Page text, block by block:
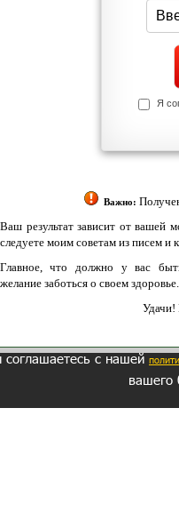
Я
Важно:Получение
зависит от вашей
моим советам из писем и книг.
что должно у вас быть -
заботься о своем здоровье.
Удачи!
обработка
соглашаетесь с нашей
вашего